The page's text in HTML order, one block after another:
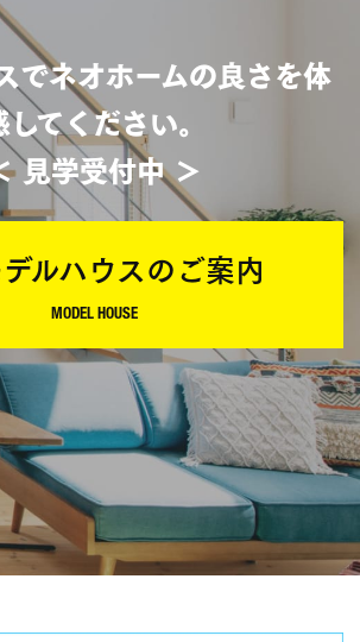
でネオホームの良さを体
てください。
見学受付中 ＞
ルハウスのご案内